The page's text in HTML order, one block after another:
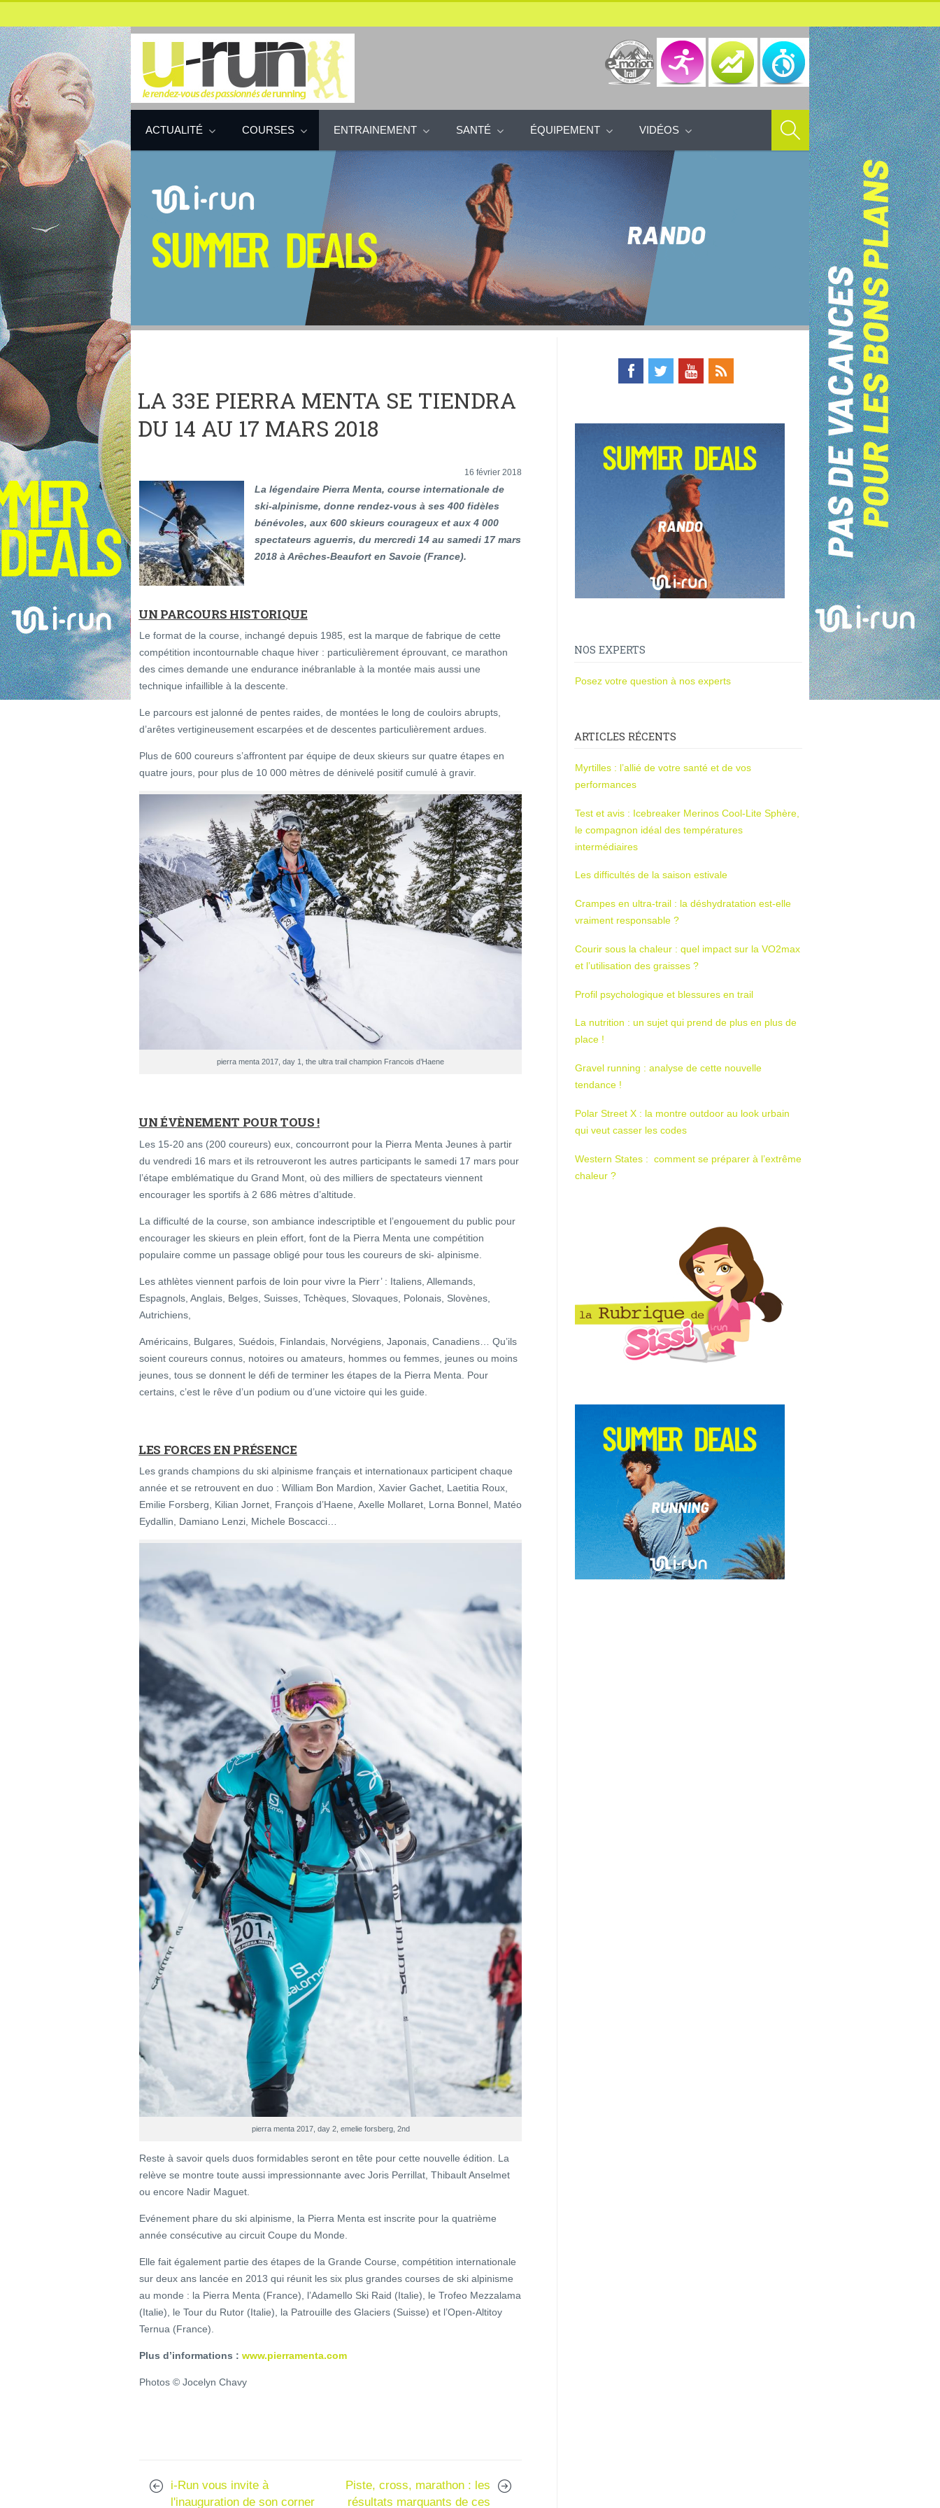
ACTUALITÉ COURSES ENTRAINEMENT SANTÉ ÉQUIPEMENT VIDÉOS
LA 33E PIERRA MENTA SE TIENDRA
DU 14 AU 17 MARS 2018
16 février 2018
La légendaire Pierra Menta, course internationale de
ski-alpinisme, donne rendez-vous à ses 400 fidèles
bénévoles, aux 600 skieurs courageux et aux 4 000
spectateurs aguerris, du mercredi 14 au samedi 17 mars
2018 à Arêches-Beaufort en Savoie (France).
UN PARCOURS HISTORIQUE
Le format de la course, inchangé depuis 1985, est la marque de fabrique de cette
compétition incontournable chaque hiver : particulièrement éprouvant, ce marathon
des cimes demande une endurance inébranlable à la montée mais aussi une
technique infaillible à la descente.
Le parcours est jalonné de pentes raides, de montées le long de couloirs abrupts,
d’arêtes vertigineusement escarpées et de descentes particulièrement ardues.
Plus de 600 coureurs s’affrontent par équipe de deux skieurs sur quatre étapes en
quatre jours, pour plus de 10 000 mètres de dénivelé positif cumulé à gravir.
pierra menta 2017, day 1, the ultra trail champion Francois d’Haene
UN ÉVÈNEMENT POUR TOUS !
Les 15-20 ans (200 coureurs) eux, concourront pour la Pierra Menta Jeunes à partir
du vendredi 16 mars et ils retrouveront les autres participants le samedi 17 mars pour
l’étape emblématique du Grand Mont, où des milliers de spectateurs viennent
encourager les sportifs à 2 686 mètres d’altitude.
La difficulté de la course, son ambiance indescriptible et l’engouement du public pour
encourager les skieurs en plein effort, font de la Pierra Menta une compétition
populaire comme un passage obligé pour tous les coureurs de ski- alpinisme.
Les athlètes viennent parfois de loin pour vivre la Pierr’ : Italiens, Allemands,
Espagnols, Anglais, Belges, Suisses, Tchèques, Slovaques, Polonais, Slovènes,
Autrichiens,
Américains, Bulgares, Suédois, Finlandais, Norvégiens, Japonais, Canadiens… Qu’ils
soient coureurs connus, notoires ou amateurs, hommes ou femmes, jeunes ou moins
jeunes, tous se donnent le défi de terminer les étapes de la Pierra Menta. Pour
certains, c’est le rêve d’un podium ou d’une victoire qui les guide.
LES FORCES EN PRÉSENCE
Les grands champions du ski alpinisme français et internationaux participent chaque
année et se retrouvent en duo : William Bon Mardion, Xavier Gachet, Laetitia Roux,
Emilie Forsberg, Kilian Jornet, François d’Haene, Axelle Mollaret, Lorna Bonnel, Matéo
Eydallin, Damiano Lenzi, Michele Boscacci…
pierra menta 2017, day 2, emelie forsberg, 2nd
Reste à savoir quels duos formidables seront en tête pour cette nouvelle édition. La
relève se montre toute aussi impressionnante avec Joris Perrillat, Thibault Anselmet
ou encore Nadir Maguet.
Evénement phare du ski alpinisme, la Pierra Menta est inscrite pour la quatrième
année consécutive au circuit Coupe du Monde.
Elle fait également partie des étapes de la Grande Course, compétition internationale
sur deux ans lancée en 2013 qui réunit les six plus grandes courses de ski alpinisme
au monde : la Pierra Menta (France), l’Adamello Ski Raid (Italie), le Trofeo Mezzalama
(Italie), le Tour du Rutor (Italie), la Patrouille des Glaciers (Suisse) et l’Open-Altitoy
Ternua (France).
Plus d’informations : www.pierramenta.com
Photos © Jocelyn Chavy
i-Run vous invite à
l'inauguration de son corner
Piste, cross, marathon : les
résultats marquants de ces
NOS EXPERTS
Posez votre question à nos experts
ARTICLES RÉCENTS
Myrtilles : l’allié de votre santé et de vos
performances
Test et avis : Icebreaker Merinos Cool-Lite Sphère,
le compagnon idéal des températures
intermédiaires
Les difficultés de la saison estivale
Crampes en ultra-trail : la déshydratation est-elle
vraiment responsable ?
Courir sous la chaleur : quel impact sur la VO2max
et l’utilisation des graisses ?
Profil psychologique et blessures en trail
La nutrition : un sujet qui prend de plus en plus de
place !
Gravel running : analyse de cette nouvelle
tendance !
Polar Street X : la montre outdoor au look urbain
qui veut casser les codes
Western States : comment se préparer à l’extrême
chaleur ?